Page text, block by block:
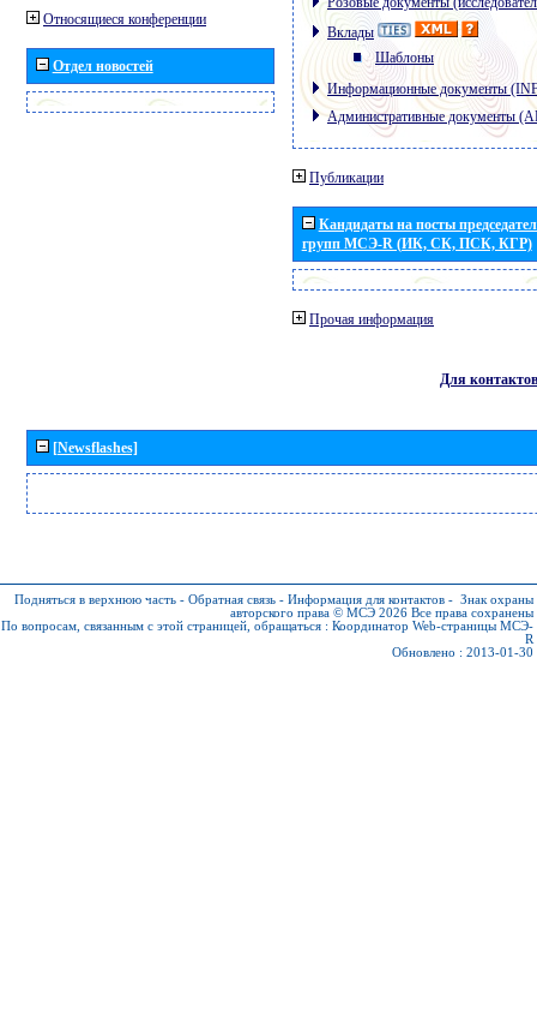
Относящиеся конференции
Отдел новостей
Вклады
Шаблоны
Информационные документы
Административные документы
Публикации
Кандидаты на посты
групп МСЭ-R (ИК, СК, ПСК, КГР)
Прочая информация
Для контактов
[Newsflashes]
Подняться в верхнюю часть - Обратная связь - Информация для контактов - Знак охраны
авторского права © МСЭ 2026 Все права сохранены
По вопросам, связанным с этой страницей, обращаться : Координатор Web-страницы МСЭ-
R
Обновлено : 2013-01-30